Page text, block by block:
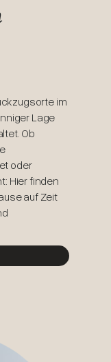
im
Lage
Ob
oder
Hier finden
auf Zeit